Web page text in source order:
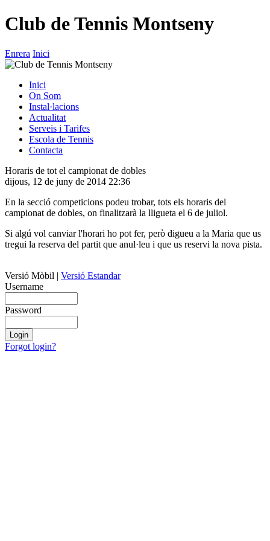
Club de Tennis Montseny
Enrera Inici
Inici
On Som
Instal·lacions
Actualitat
Serveis i Tarifes
Escola de Tennis
Contacta
Horaris de tot el campionat de dobles
dijous, 12 de juny de 2014 22:36
En la secció competicions podeu trobar, tots els horaris del
campionat de dobles, on finalitzarà la lligueta el 6 de juliol.
Si algú vol canviar l'horari ho pot fer, però digueu a la Maria que us
tregui la reserva del partit que anul·leu i que us reservi la nova pista.
Versió Mòbil | Versió Estandar
Username
Password
Forgot login?